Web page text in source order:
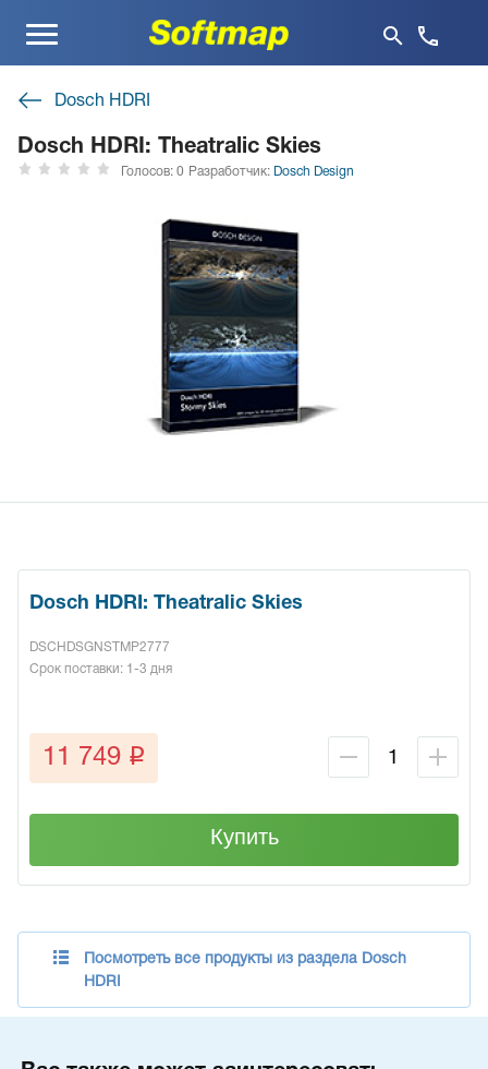
Меню
Dosch HDRI
Dosch HDRI: Theatralic Skies
Голосов: 0 Разработчик: Dosch Design
Dosch HDRI: Theatralic Skies
DSCHDSGNSTMP2777
Срок поставки: 1-3 дня
11 749 q
Купить
Посмотреть все продукты из раздела Dosch
HDRI